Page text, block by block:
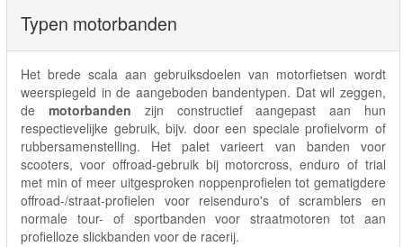
Typen motorbanden
Het brede scala aan gebruiksdoelen van motorfietsen wordt
weerspiegeld in de aangeboden bandentypen. Dat wil zeggen,
de motorbanden zijn constructief aangepast aan hun
respectievelijke gebruik, bijv. door een speciale profielvorm of
rubbersamenstelling. Het palet varieert van banden voor
scooters, voor offroad-gebruik bij motorcross, enduro of trial
met min of meer uitgesproken noppenprofielen tot gematigdere
offroad-/straat-profielen voor reisenduro's of scramblers en
normale tour- of sportbanden voor straatmotoren tot aan
profielloze slickbanden voor de racerij.